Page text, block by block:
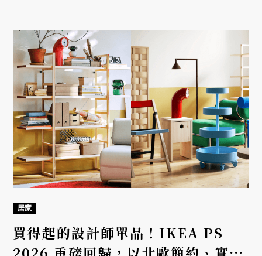
居家
買得起的設計師單品！IKEA PS